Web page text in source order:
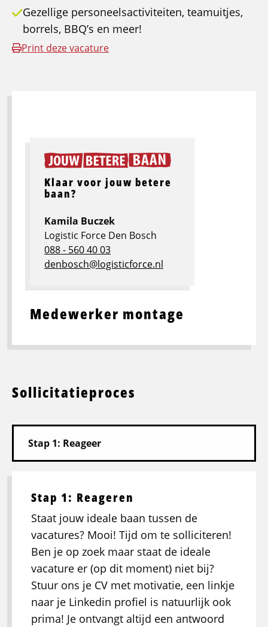
Gezellige personeelsactiviteiten, teamuitjes,
borrels, BBQ’s en meer!
Print deze vacature
Medewerker montage
Klaar voor jouw betere
baan?
Kamila Buczek
Logistic Force Den Bosch
088 - 560 40 03
denbosch@logisticforce.nl
Sollicitatieproces
Stap 1: Reageren
Staat jouw ideale baan tussen de
vacatures? Mooi! Tijd om te solliciteren!
Ben je op zoek maar staat de ideale
vacature er (op dit moment) niet bij?
Stuur ons je CV met motivatie, een linkje
naar je Linkedin profiel is natuurlijk ook
prima! Je ontvangt altijd een antwoord